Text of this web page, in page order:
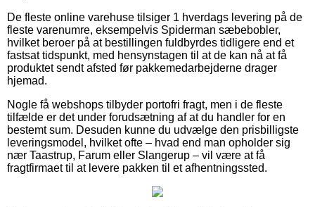
De fleste online varehuse tilsiger 1 hverdags levering på de
fleste varenumre, eksempelvis Spiderman sæbebobler,
hvilket beroer på at bestillingen fuldbyrdes tidligere end et
fastsat tidspunkt, med hensynstagen til at de kan nå at få
produktet sendt afsted før pakkemedarbejderne drager
hjemad.
Nogle få webshops tilbyder portofri fragt, men i de fleste
tilfælde er det under forudsætning af at du handler for en
bestemt sum. Desuden kunne du udvælge den prisbilligste
leveringsmodel, hvilket ofte – hvad end man opholder sig
nær Taastrup, Farum eller Slangerup – vil være at få
fragtfirmaet til at levere pakken til et afhentningssted.